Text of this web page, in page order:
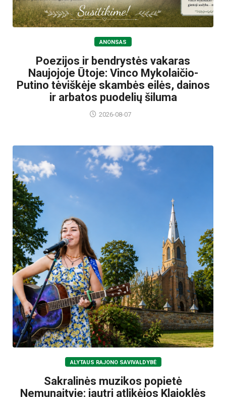
ANONSAS
Poezijos ir bendrystės vakaras
Naujojoje Ūtoje: Vinco Mykolaičio-
Putino tėviškėje skambės eilės, dainos
ir arbatos puodelių šiluma
2026-08-07
ALYTAUS RAJONO SAVIVALDYBĖ
Sakralinės muzikos popietė
Nemunaityje: jautri atlikėjos Klajoklės